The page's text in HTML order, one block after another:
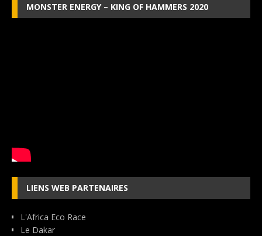
MONSTER ENERGY – KING OF HAMMERS 2020
LIENS WEB PARTENAIRES
L'Africa Eco Race
Le Dakar